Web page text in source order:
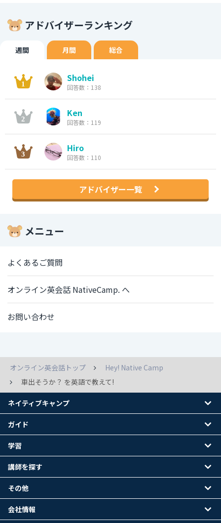
アドバイザーランキング
週間 月間 総合
Shohei
回答数：138
Ken
回答数：119
Hiro
回答数：110
アドバイザー一覧
メニュー
よくあるご質問
オンライン英会話 NativeCamp. へ
お問い合わせ
オンライン英会話トップ
Hey! Native Camp
車出そうか？ を英語で教えて!
ネイティブキャンプ
ガイド
学習
講師を探す
その他
会社情報